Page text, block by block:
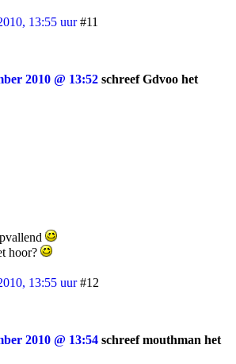
13:55 uur #11
2010 @ 13:52 schreef Gdvoo het
hoor?
13:55 uur #12
2010 @ 13:54 schreef mouthman het